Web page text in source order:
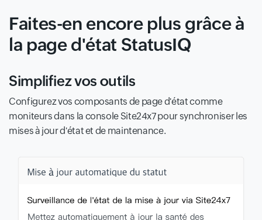
Faites-en encore plus grâce à
la page d'état StatusIQ
Simplifiez vos outils
Configurez vos composants de page d'état comme
moniteurs dans la console Site24x7 pour synchroniser les
mises à jour d'état et de maintenance.